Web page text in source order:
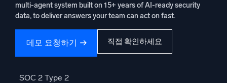
플랫폼
모니터링, 문제 해결, 자동화 및 방어
AI/ML 기반
multi-agent system built on 15+ years of AI-ready security
data, to deliver answers your team can act on fast.
데모 요청하기 직접 확인하세요
SOC 2 Type 2